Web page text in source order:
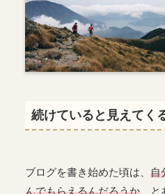
続けていると見えてく
ブログを書き始めた頃は、 自
んでもらえるんだろうか 、